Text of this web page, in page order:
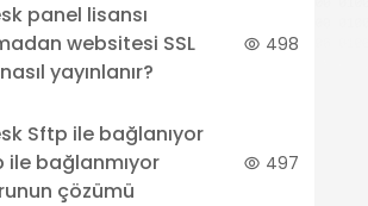
panel lisansı
websitesi SSL
yayınlanır?
498
Sftp ile bağlanıyor
ile bağlanmıyor
çözümü
497